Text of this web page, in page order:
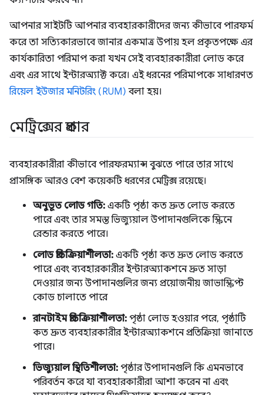
আপনার সাইটটি আপনার ব্যবহারকারীদের জন্য কীভাবে পারফর্ম
করে তা সত্যিকারভাবে জানার একমাত্র উপায় হল প্রকৃতপক্ষে এর
কার্যকারিতা পরিমাপ করা যখন সেই ব্যবহারকারীরা লোড করে
এবং এর সাথে ইন্টারঅ্যাক্ট করে। এই ধরনের পরিমাপকে সাধারণত
রিয়েল ইউজার মনিটরিং (RUM) বলা হয়।
মেট্রিক্সের প্রকার
ব্যবহারকারীরা কীভাবে পারফরম্যান্স বুঝতে পারে তার সাথে
প্রাসঙ্গিক আরও বেশ কয়েকটি ধরণের মেট্রিক্স রয়েছে।
অনুভূত লোড গতি: একটি পৃষ্ঠা কত দ্রুত লোড করতে
পারে এবং তার সমস্ত ভিজ্যুয়াল উপাদানগুলিকে স্ক্রিনে
রেন্ডার করতে পারে।
লোড প্রতিক্রিয়াশীলতা: একটি পৃষ্ঠা কত দ্রুত লোড করতে
পারে এবং ব্যবহারকারীর ইন্টারঅ্যাকশনে দ্রুত সাড়া
দেওয়ার জন্য উপাদানগুলির জন্য প্রয়োজনীয় জাভাস্ক্রিপ্ট
কোড চালাতে পারে
রানটাইম প্রতিক্রিয়াশীলতা: পৃষ্ঠা লোড হওয়ার পরে, পৃষ্ঠাটি
কত দ্রুত ব্যবহারকারীর ইন্টারঅ্যাকশনে প্রতিক্রিয়া জানাতে
পারে।
ভিজ্যুয়াল স্থিতিশীলতা: পৃষ্ঠার উপাদানগুলি কি এমনভাবে
পরিবর্তন করে যা ব্যবহারকারীরা আশা করেন না এবং